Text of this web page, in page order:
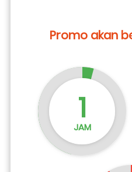
Promo akan
1
JAM